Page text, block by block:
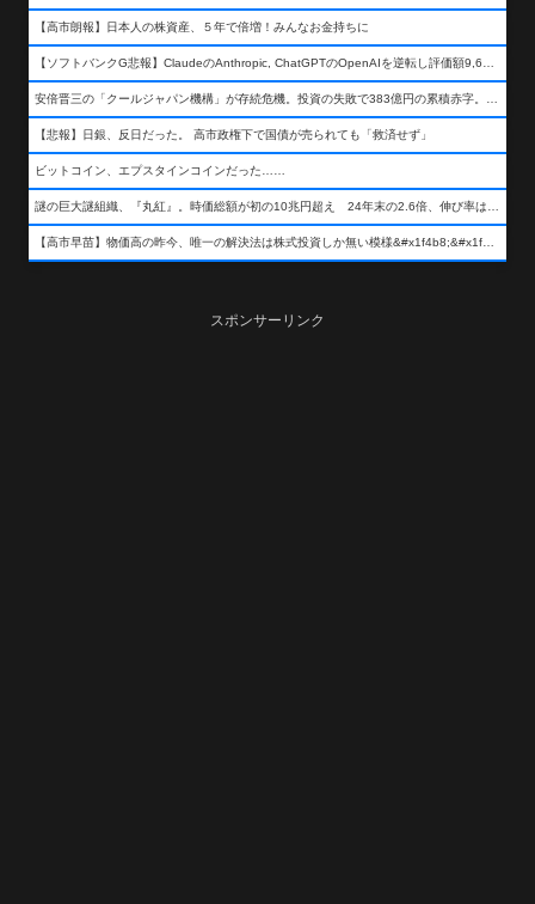
【高市朗報】日本人の株資産、５年で倍増！みんなお金持ちに
【悲報】日銀、反日だった。 高市政権下で国債が売られても「救済せず」
ビットコイン、エプスタインコインだった……
スポンサーリンク